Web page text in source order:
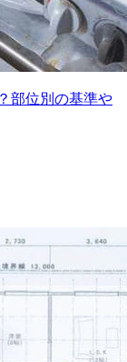
部位別の基準や